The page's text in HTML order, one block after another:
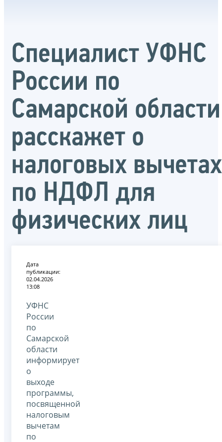
Специалист УФНС
России по
Самарской области
расскажет о
налоговых вычетах
по НДФЛ для
физических лиц
Дата
публикации:
02.04.2026
13:08
УФНС
России
по
Самарской
области
информирует
о
выходе
программы,
посвященной
налоговым
вычетам
по